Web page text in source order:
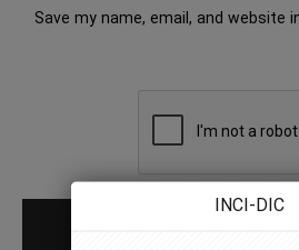
Save my name, email, and website
INCI-DIC